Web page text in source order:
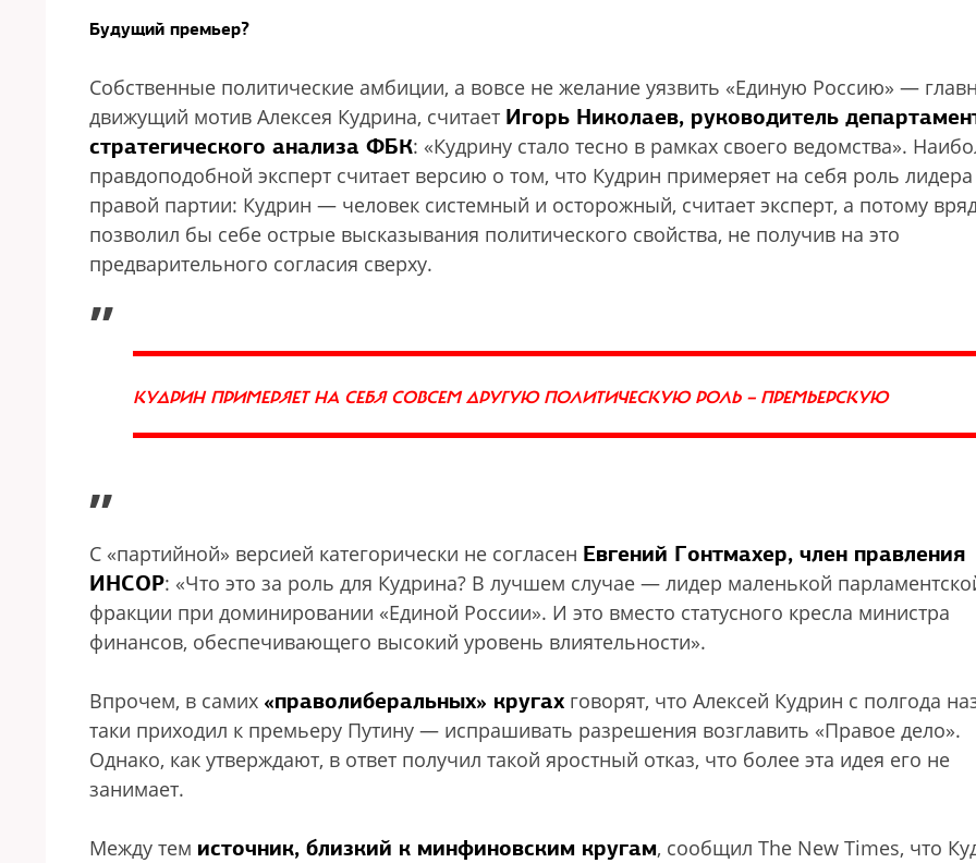
Будущий премьер?
Собственные политические амбиции, а вовсе не желание уязвить «Единую Россию» —
движущий мотив Алексея Кудрина, считает Игорь Николаев, руководитель
стратегического анализа ФБК: «Кудрину стало тесно в рамках своего ведомства».
правдоподобной эксперт считает версию о том, что Кудрин примеряет на себя роль лидера
правой партии: Кудрин — человек системный и осторожный, считает эксперт, а потому
позволил бы себе острые высказывания политического свойства, не получив на это
предварительного согласия сверху.
„
КУДРИН ПРИМЕРЯЕТ НА СЕБЯ СОВСЕМ ДРУГУЮ ПОЛИТИЧЕСКУЮ РОЛЬ — ПРЕМЬЕРСКУЮ
”
С «партийной» версией категорически не согласен Евгений Гонтмахер, член правления
ИНСОР: «Что это за роль для Кудрина? В лучшем случае — лидер маленькой
фракции при доминировании «Единой России». И это вместо статусного кресла министра
финансов, обеспечивающего высокий уровень влиятельности».
Впрочем, в самих «праволиберальных» кругах говорят, что Алексей Кудрин с полгода
таки приходил к премьеру Путину — испрашивать разрешения возглавить «Правое дело».
Однако, как утверждают, в ответ получил такой яростный отказ, что более эта идея его не
занимает.
Между тем источник, близкий к минфиновским кругам, сообщил The New Times, что